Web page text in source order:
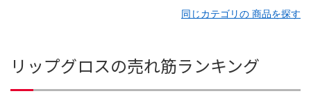
同じカテゴリの 商品を探す
リップグロスの売れ筋ランキング